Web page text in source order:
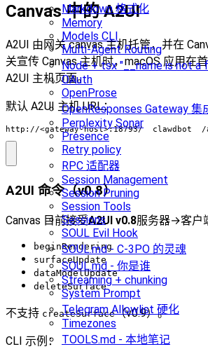
Markdown 格式化
Memory
Models CLI
Multi-Agent Routing
Node + tsx "__name is not a
OAuth
OpenProse
OpenResponses Gateway 集
Perplexity Sonar
Presence
Retry policy
RPC 适配器
Session Management
Session Pruning
Session Tools
Sessions
SOUL Evil Hook
SOUL.md - C-3PO 的灵魂
SOUL.md - 你是谁
Streaming + chunking
System Prompt
Telegram Allowlist 硬化
Timezones
TOOLS.md - 本地笔记
Canvas 中的 A2UI
A2UI 由网关 canvas 主机托管，并在
关宣传 Canvas 主机时，macOS 应用在
A2UI 主机页面。
默认 A2UI 主机 URL：
http://<gateway-host>:18793/
A2UI 命令（v0.8）
Canvas 目前接受A2UI v0.8服务器→客户
beginRendering
surfaceUpdate
dataModelUpdate
deleteSurface
不支持 createSurface（v0.9）。
CLI 示例：